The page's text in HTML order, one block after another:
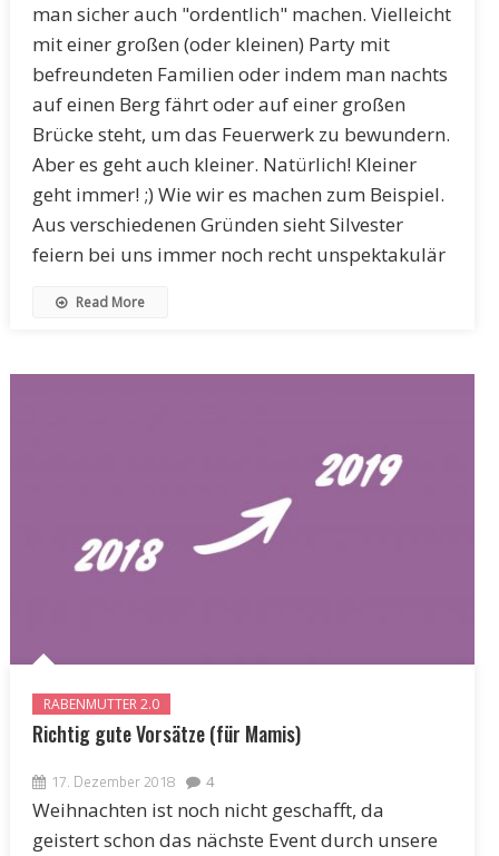
man sicher auch "ordentlich" machen. Vielleicht
mit einer großen (oder kleinen) Party mit
befreundeten Familien oder indem man nachts
auf einen Berg fährt oder auf einer großen
Brücke steht, um das Feuerwerk zu bewundern.
Aber es geht auch kleiner. Natürlich! Kleiner
geht immer! ;) Wie wir es machen zum Beispiel.
Aus verschiedenen Gründen sieht Silvester
feiern bei uns immer noch recht unspektakulär
Read More
RABENMUTTER 2.0
Richtig gute Vorsätze (für Mamis)
17. Dezember 2018 4
Weihnachten ist noch nicht geschafft, da
geistert schon das nächste Event durch unsere